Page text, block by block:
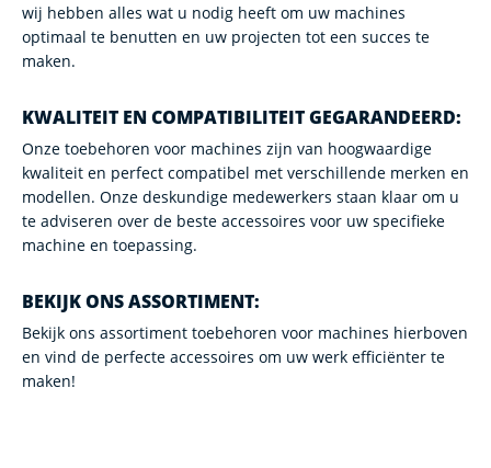
wij hebben alles wat u nodig heeft om uw machines
optimaal te benutten en uw projecten tot een succes te
maken.
KWALITEIT EN COMPATIBILITEIT GEGARANDEERD:
Onze toebehoren voor machines zijn van hoogwaardige
kwaliteit en perfect compatibel met verschillende merken en
modellen. Onze deskundige medewerkers staan klaar om u
te adviseren over de beste accessoires voor uw specifieke
machine en toepassing.
BEKIJK ONS ASSORTIMENT:
Bekijk ons assortiment toebehoren voor machines hierboven
en vind de perfecte accessoires om uw werk efficiënter te
maken!